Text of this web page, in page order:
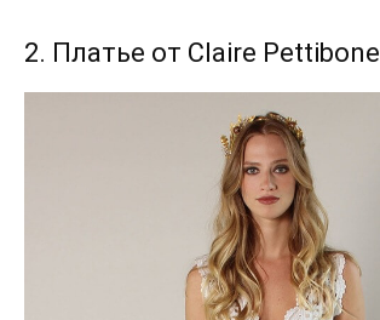
2. Платье от Claire Pettibone